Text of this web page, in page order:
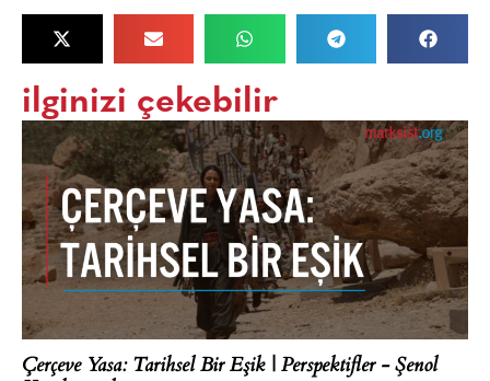
ilginizi çekebilir
Çerçeve Yasa: Tarihsel Bir Eşik | Perspektifler - Şenol